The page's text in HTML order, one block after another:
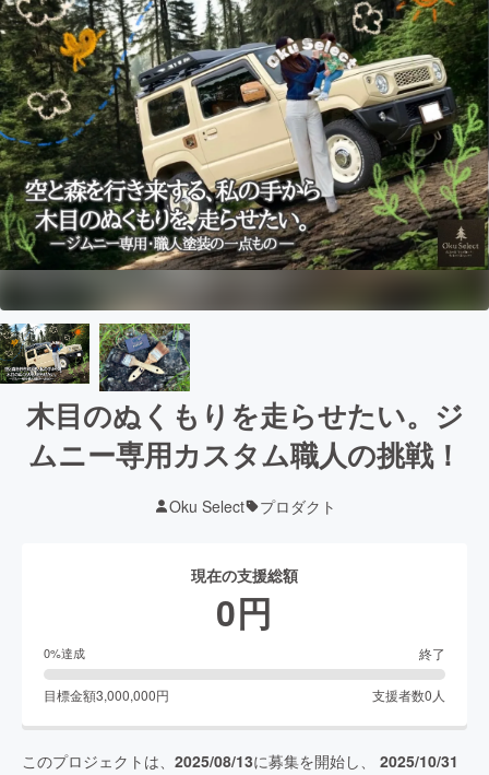
木目のぬくもりを走らせたい。ジ
ムニー専用カスタム職人の挑戦！
Oku Select プロダクト
現在の支援総額
0円
0%達成 終了
目標金額3,000,000円 支援者数0 人
このプロジェクトは、 2025/08/13に募集を開始し、 2025/10/31